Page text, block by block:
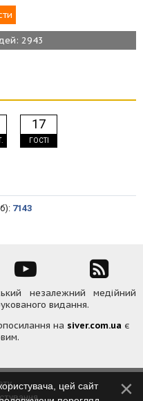
2943
17
ГОСТІ
7143
незалежний медійний
видання.
на siver.com.ua є
цей сайт